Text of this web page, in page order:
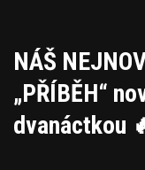
NÁŠ
„PŘÍBĚH“
dvanáctkou